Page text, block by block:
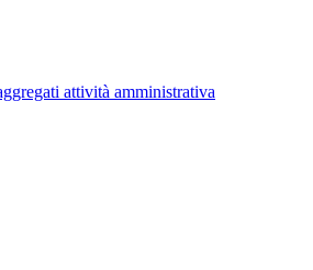
attività amministrativa